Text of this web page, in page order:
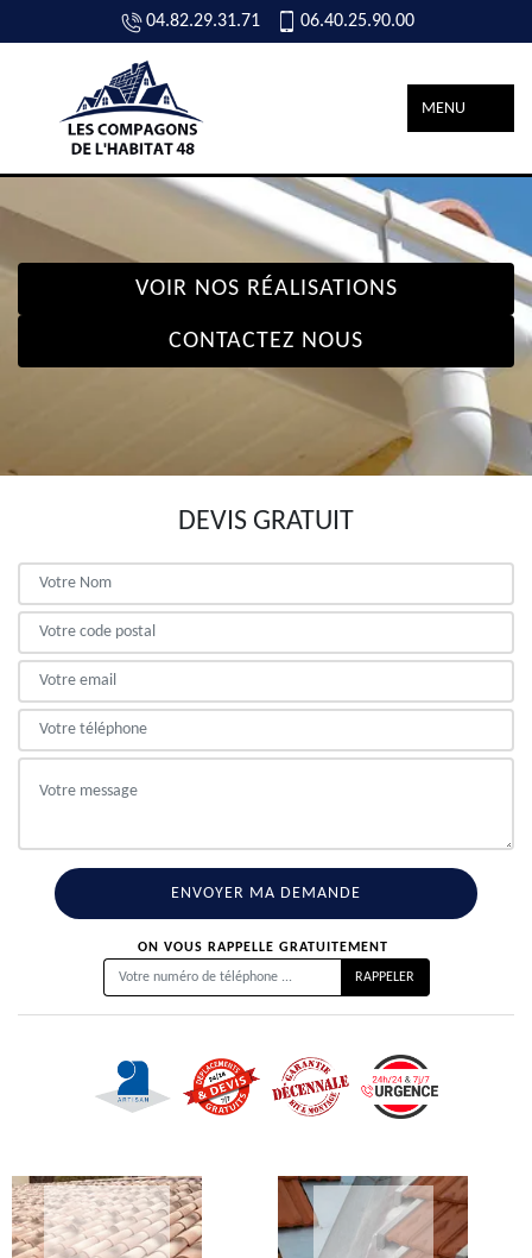
04.82.29.31.71 06.40.25.90.00
MENU
VOIR NOS RÉALISATIONS
CONTACTEZ NOUS
DEVIS GRATUIT
ON VOUS RAPPELLE GRATUITEMENT